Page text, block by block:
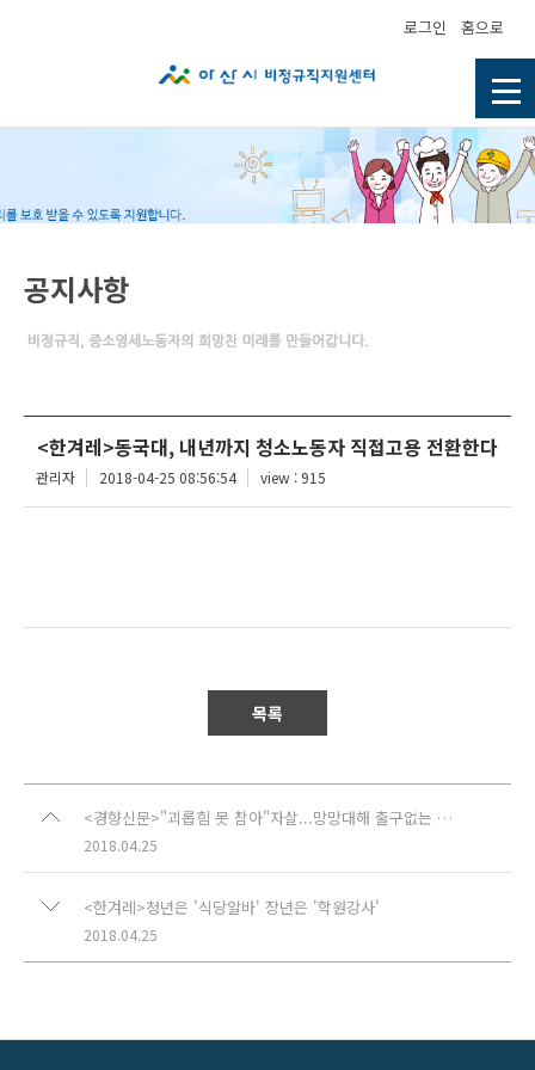
로그인 홈으로
공지사항
<한겨레>동국대, 내년까지 청소노동자 직접고용 전환한다
관리자 2018-04-25 08:56:54 view : 915
목록
<경향신문>"괴롭힘 못 참아"자살...망망대해 출구없는 '승선 대체복무'
2018.04.25
<한겨레>청년은 '식당알바' 장년은 '학원강사'
2018.04.25